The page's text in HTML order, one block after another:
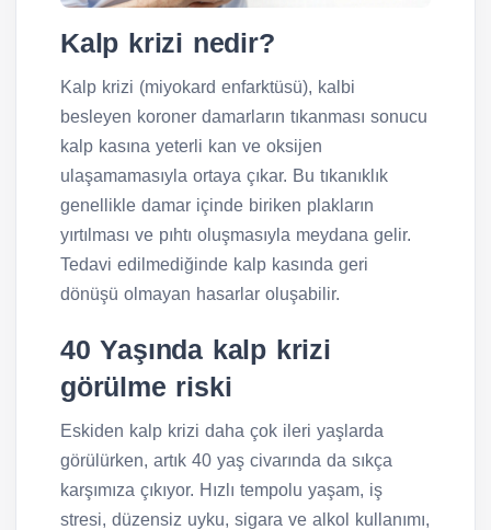
Kalp krizi nedir?
Kalp krizi (miyokard enfarktüsü), kalbi
besleyen koroner damarların tıkanması sonucu
kalp kasına yeterli kan ve oksijen
ulaşamamasıyla ortaya çıkar. Bu tıkanıklık
genellikle damar içinde biriken plakların
yırtılması ve pıhtı oluşmasıyla meydana gelir.
Tedavi edilmediğinde kalp kasında geri
dönüşü olmayan hasarlar oluşabilir.
40 Yaşında kalp krizi
görülme riski
Eskiden kalp krizi daha çok ileri yaşlarda
görülürken, artık 40 yaş civarında da sıkça
karşımıza çıkıyor. Hızlı tempolu yaşam, iş
stresi, düzensiz uyku, sigara ve alkol kullanımı,